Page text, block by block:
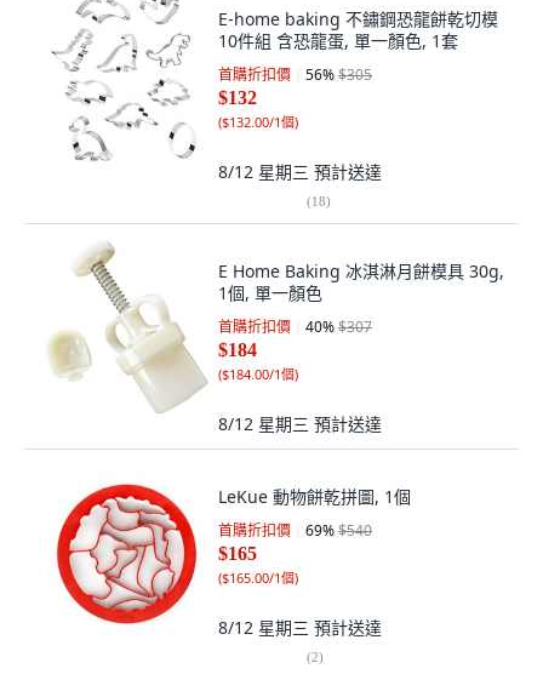
E-home baking 不鏽鋼恐龍餅乾切模
10件組 含恐龍蛋, 單一顏色, 1套
首購折扣價 56%$305
$132
($132.00/1個)
8/12 星期三 預計送達
(18)
E Home Baking 冰淇淋月餅模具 30g,
1個, 單一顏色
首購折扣價 40%$307
$184
($184.00/1個)
8/12 星期三 預計送達
LeKue 動物餅乾拼圖, 1個
首購折扣價 69%$540
$165
($165.00/1個)
8/12 星期三 預計送達
(2)